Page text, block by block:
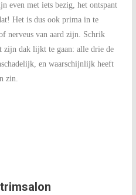
even met iets bezig, het ontspant
Het is dus ook prima in te
nerveus van aard zijn. Schrik
zijn dak lijkt te gaan: alle drie de
en waarschijnlijk heeft
zin.